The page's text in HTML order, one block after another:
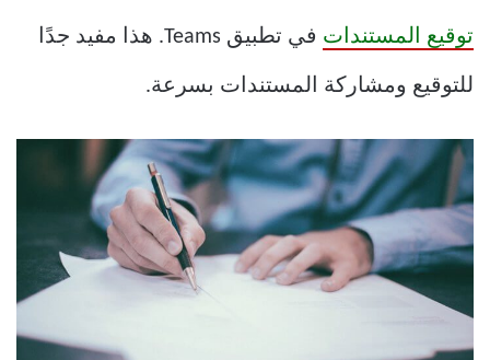
توقيع المستندات في تطبيق Teams. هذا مفيد جدًا
للتوقيع ومشاركة المستندات بسرعة.